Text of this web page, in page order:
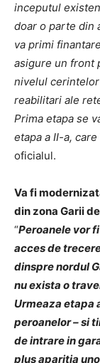
inceputul
doar o parte din
va primi
asigure un front
nivelul
reabilitari ale
Prima etapa se
etapa a II-a,
oficialul.
Va fi
din zona Garii
“Peroanele vor
acces de
dinspre nordul
nu exista o
Urmeaza etapa
peroanelor – si
de intrare in
plus aparitia